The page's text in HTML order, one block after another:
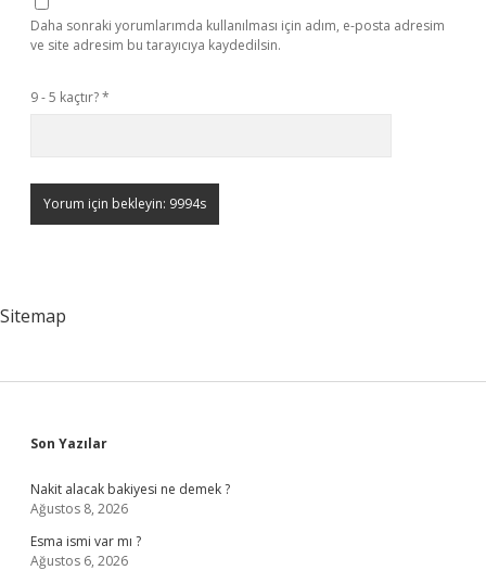
Daha sonraki yorumlarımda kullanılması için adım, e-posta adresim
ve site adresim bu tarayıcıya kaydedilsin.
9 - 5 kaçtır?*
Sitemap
Sidebar
Son Yazılar
Nakit alacak bakiyesi ne demek ?
Ağustos 8, 2026
Esma ismi var mı ?
Ağustos 6, 2026